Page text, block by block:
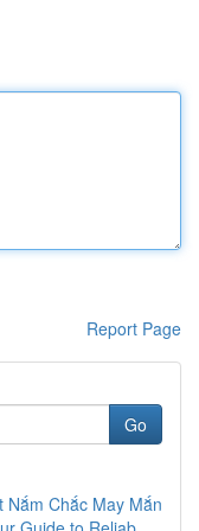
Report Page
Go
Chắc May Mắn